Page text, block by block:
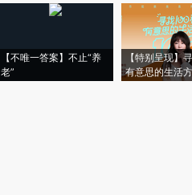
【不唯一答案】不止“养
老”
【特别呈现】
有意思的生活